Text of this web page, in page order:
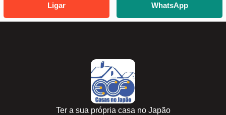
Ligar WhatsApp
Ter a sua própria casa no Japão